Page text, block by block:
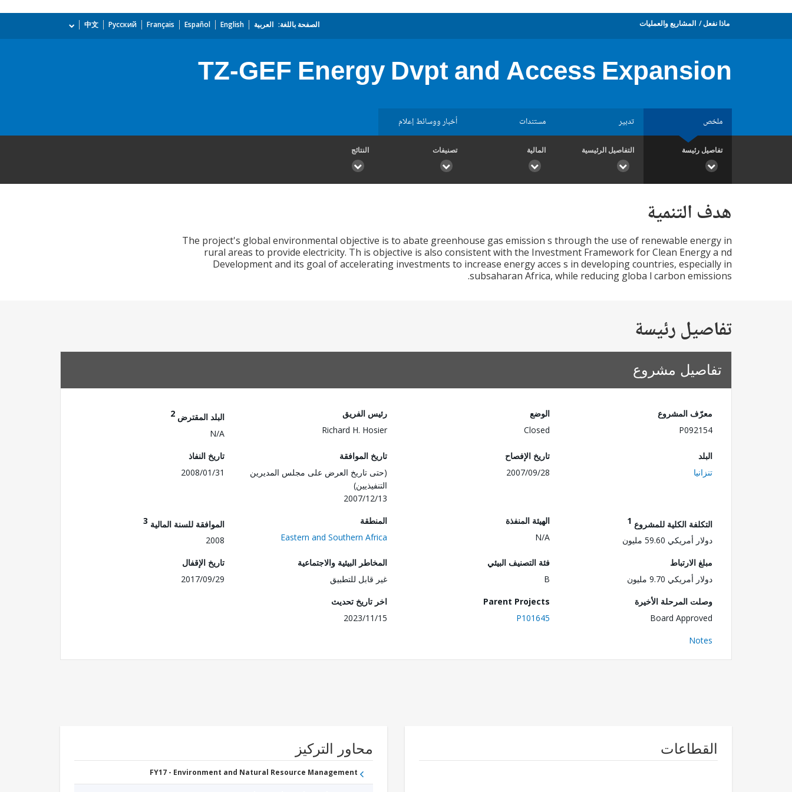
ماذا نفعل المشاريع والعمليات الصفحة باللغة: العربية English
Español
Français
Русский
中文
TZ-GEF Energy Dvpt and Access Expansion
ملخص تدبير مستندات أخبار ووسائط إعلام
تفاصيل رئيسة التفاصيل الرئيسية المالية تصنيفات النتائج
هدف التنمية
The project's global environmental objective is to abate greenhouse gas emission s through the use of renewable energy in
rural areas to provide electricity. Th is objective is also consistent with the Investment Framework for Clean Energy a nd
Development and its goal of accelerating investments to increase energy acces s in developing countries, especially in
subsaharan Africa, while reducing globa l carbon emissions.
تفاصيل رئيسة
تفاصيل مشروع
معرّف المشروع
P092154
الوضع
Closed
رئيس الفريق
Richard H. Hosier
البلد المقترض 2
N/A
البلد
تنزانيا
تاريخ الإفصاح
2007/09/28
تاريخ الموافقة
(حتى تاريخ العرض على مجلس المديرين
التنفيذيين)
2007/12/13
تاريخ النفاذ
2008/01/31
التكلفة الكلية للمشروع 1
دولار أمريكي 59.60 مليون
الهيئة المنفذة
N/A
المنطقة
Eastern and Southern Africa
الموافقة للسنة المالية 3
2008
مبلغ الارتباط
دولار أمريكي 9.70 مليون
فئة التصنيف البيئي
B
المخاطر البيئية والاجتماعية
غير قابل للتطبيق
تاريخ الإقفال
2017/09/29
وصلت المرحلة الأخيرة
Board Approved
Parent Projects
P101645
اخر تاريخ تحديث
2023/11/15
Notes
القطاعات محاور التركيز
FY17 - Environment and Natural Resource Management